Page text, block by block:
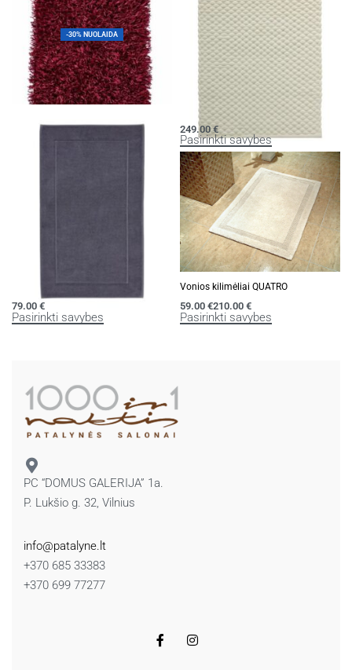
-30% NUOLAIDA
€188.30€
Pasirinkti savybes
Vonios kilimėlis MAKS
249.00€
Pasirinkti savybes
Vonios kilimėlis LONDON
79.00 €
Pasirinkti savybes
Vonios kilimėliai QUATRO
59.00 €210.00€
Pasirinkti savybes
PC “DOMUS GALERIJA” 1a.
P. Lukšio g. 32, Vilnius
info@patalyne.lt
+370 685 33383
+370 699 77277